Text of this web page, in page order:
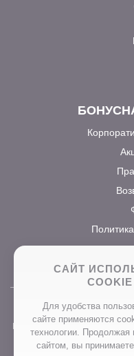
Вся текстовая информация и
на сайте интернет-
«ПРОСТОБУКЕТ» ОГРН
САЙТ
COOKIE
Для удобства
сайте применяются
технологии. Продолжая
сайтом, вы